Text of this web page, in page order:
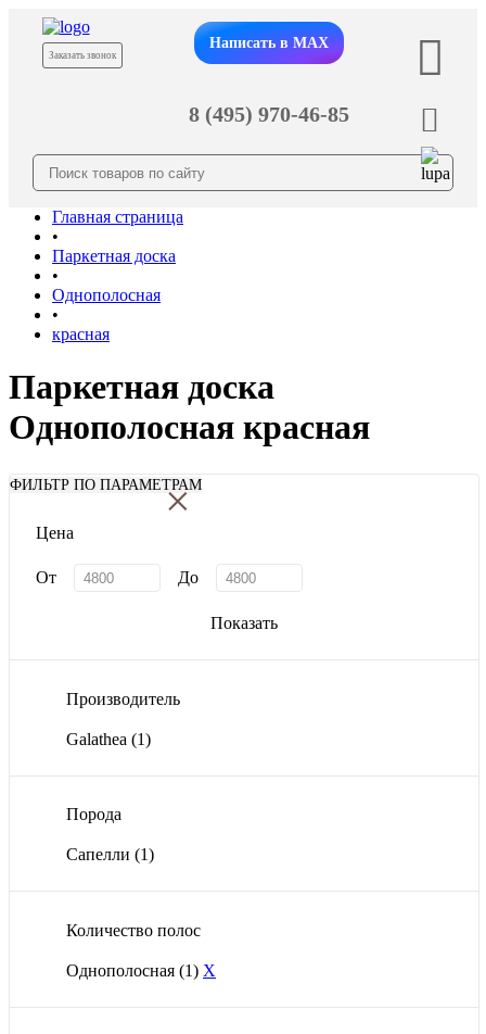
Заказать звонок
Написать в MAX
8 (495) 970-46-85
Главная страница
•
Паркетная доска
•
Однополосная
•
красная
Паркетная доска
Однополосная красная
ФИЛЬТР ПО ПАРАМЕТРАМ
×
Цена
От До
Показать
Производитель
Galathea (1)
Порода
Сапелли (1)
Количество полос
Однополосная (1) X